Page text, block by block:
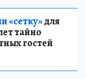
«сетку»для
тайно
гостей